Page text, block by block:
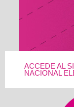
ACCEDE AL
NACIONAL